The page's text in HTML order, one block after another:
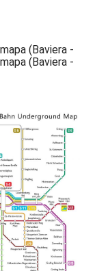
(Baviera -
(Baviera -